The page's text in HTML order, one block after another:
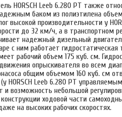
HORSCH Leeb 6.280 PT также
баком из полиэтилена
высокой производительности у
до 32 км/ч, а в
надежный дизельный
с ним работает
рабочий объем 175 куб. см.
опрыскивателя во всем
общим объемом 160 куб. см
HORSCH Leeb 6.280 PT
и возможность небольшой
ходовой части
на высоких рабочих скоростях.